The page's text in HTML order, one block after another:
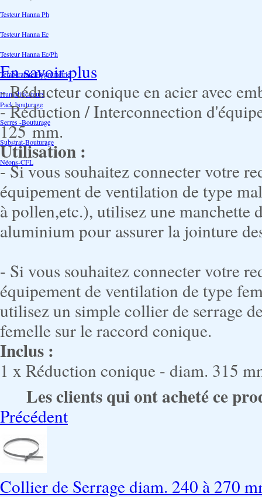
Testeur Hanna Ph
Testeur Hanna Ec
Testeur Hanna Ec/Ph
Température Hygrométrie
Humidificateurs
Pack bouturage
Serres -Bouturage
Substrat-Bouturage
Néons-CFL
En savoir plus
- Réducteur conique en acier avec
- Réduction / Interconnection
125 mm.
Utilisation :
- Si vous souhaitez connecter votre
équipement de ventilation de type
à pollen,etc.), utilisez une manchette
aluminium pour assurer la jointure
- Si vous souhaitez connecter votre
équipement de ventilation de type
utilisez un simple collier de serrage
femelle sur le raccord conique.
Inclus :
1 x Réduction conique - diam. 315
Les clients qui ont acheté ce
Précédent
Collier de Serrage diam. 240 à 270